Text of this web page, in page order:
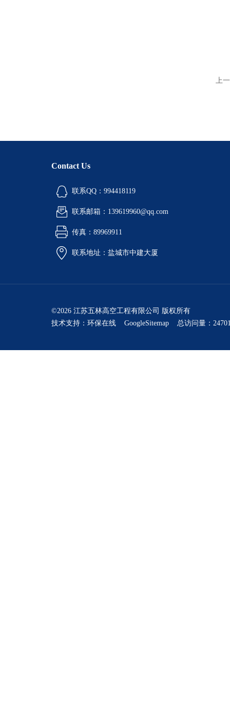
上
Contact Us
联系QQ：994418119
联系邮箱：139619960@qq.com
传真：89969911
联系地址：盐城市中建大厦
©2026 江苏五林高空工程有限公司 版权所有
技术支持： 环保在线 GoogleSitemap 总访问量：